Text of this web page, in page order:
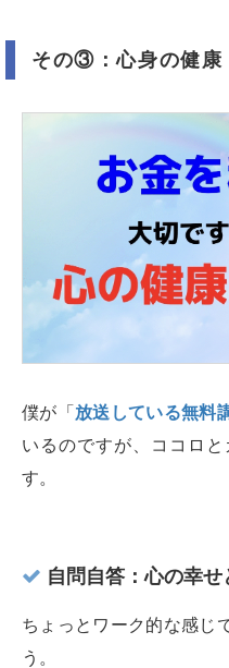
その③：心身の健康
僕が「 放送している無料
いるのですが、ココロ
す。
自問自答：心の幸せ
ちょっとワーク的な感じ
う。